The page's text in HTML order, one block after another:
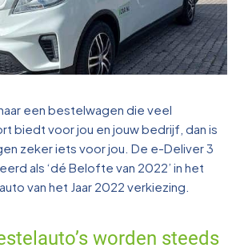
een bestelwagen die veel
biedt voor jou en jouw bedrijf, dan is
zeker iets voor jou. De e-Deliver 3
als ‘dé Belofte van 2022’ in het
van het Jaar 2022 verkiezing.
worden steeds